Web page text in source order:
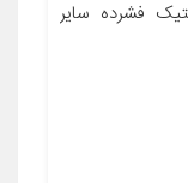
پلاستیک فشرده سایر